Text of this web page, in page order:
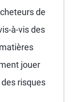
de
à-vis des
jouer
risques